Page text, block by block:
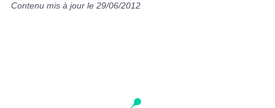
Contenu mis à jour le 29/06/2012